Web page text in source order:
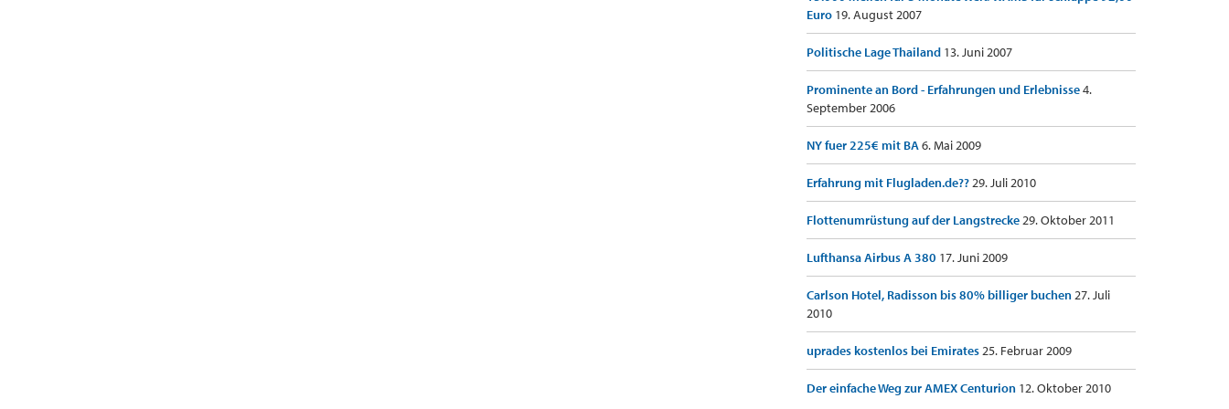
Euro 19. August 2007
Politische Lage Thailand 13. Juni 2007
Prominente an Bord - Erfahrungen und Erlebnisse4.
September 2006
NY fuer 225€ mit BA6. Mai 2009
Erfahrung mit Flugladen.de??29. Juli 2010
Flottenumrüstung auf der Langstrecke29. Oktober 2011
Lufthansa Airbus A 380 17. Juni 2009
Carlson Hotel, Radisson bis 80% billiger buchen27. Juli
2010
uprades kostenlos bei Emirates25. Februar 2009
Der einfache Weg zur AMEX Centurion 12. Oktober 2010